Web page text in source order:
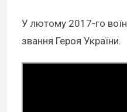
У лютому 2017-го
звання Героя України.